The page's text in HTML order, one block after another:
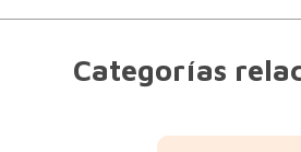
Categorías